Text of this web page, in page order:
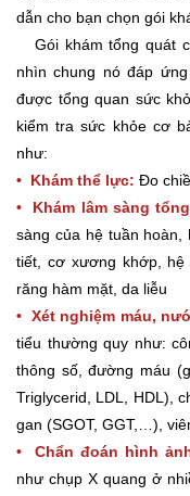
dẫn cho bạn chọn gói
Gói khám tổng quát
nhìn chung nó đáp
được tổng quan sức
kiểm tra sức khỏe cơ
như:
• Khám thể lực: Đo
• Khám lâm sàng
sàng của hệ tuần
tiết, cơ xương khớp, hệ
răng hàm mặt, da liễu
• Xét nghiệm máu,
tiểu thường quy như:
thông số, đường máu
Triglycerid, LDL, HDL),
gan (SGOT, GGT,…),
• Chẩn đoán hình
như chụp X quang ở